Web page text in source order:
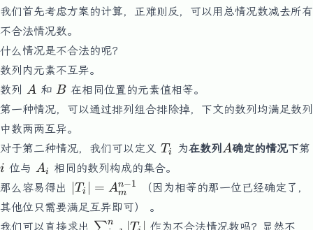
我们首先考虑方案的计算，正难则反，可以用总情况数减去所有
不合法情况数。
什么情况是不合法的呢？
数列内元素不互异。
数列
A
A 和 B
B在相同位置的元素值相等。
第一种情况，可以通过排列组合排除掉，下文的数列均满足数列
中数两两互异。
对于第二种情况，我们可以定义 T_i
Ti 为在数列 A
A确定的情况下第
i
i 位与 A_i
Ai
相同的数列构成的集合。
那么容易得出 |T_i|
=
A^{n-
Ti = Am
n−1
（因为相等的那一位已经确定了，
其他位只需要满足互异即可） 。
我们可以直接求出 \sum^n_{i=1}|T_i|
n ∣T
作为不合法情况数吗？显然不